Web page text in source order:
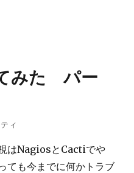
みた パー
ィ
はNagiosとCactiでや
ても今までに何かトラブ